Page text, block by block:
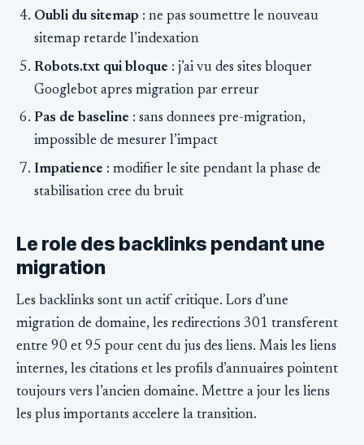
Oubli du sitemap : ne pas soumettre le nouveau
sitemap retarde l’indexation
Robots.txt qui bloque : j’ai vu des sites bloquer
Googlebot apres migration par erreur
Pas de baseline : sans donnees pre-migration,
impossible de mesurer l’impact
Impatience : modifier le site pendant la phase de
stabilisation cree du bruit
Le role des backlinks pendant une
migration
Les backlinks sont un actif critique. Lors d’une
migration de domaine, les redirections 301 transferent
entre 90 et 95 pour cent du jus des liens. Mais les liens
internes, les citations et les profils d’annuaires pointent
toujours vers l’ancien domaine. Mettre a jour les liens
les plus importants accelere la transition.